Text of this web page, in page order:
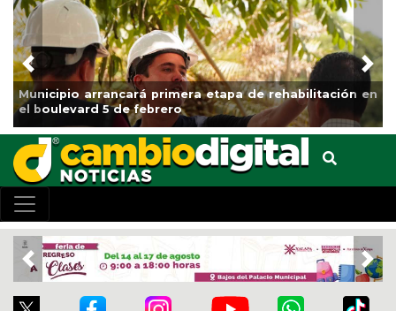
primera etapa de rehabilitación en
febrero
Impulsa Gobierno
Clases
Previous
Previous